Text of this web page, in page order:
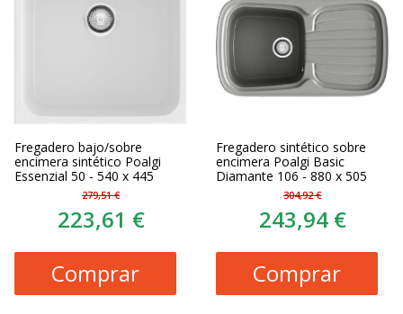
Fregadero bajo/sobre
encimera sintético Poalgi
Essenzial 50 - 540 x 445
279,51 €
223,61 €
Comprar
Fregadero sintético sobre
encimera Poalgi Basic
Diamante 106 - 880 x 505
304,92 €
243,94 €
Comprar